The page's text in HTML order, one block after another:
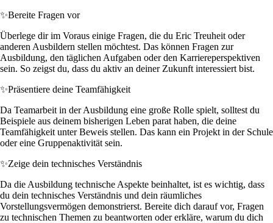
✨Bereite Fragen vor
Überlege dir im Voraus einige Fragen, die du Eric Treuheit oder
anderen Ausbildern stellen möchtest. Das können Fragen zur
Ausbildung, den täglichen Aufgaben oder den Karriereperspektiven
sein. So zeigst du, dass du aktiv an deiner Zukunft interessiert bist.
✨Präsentiere deine Teamfähigkeit
Da Teamarbeit in der Ausbildung eine große Rolle spielt, solltest du
Beispiele aus deinem bisherigen Leben parat haben, die deine
Teamfähigkeit unter Beweis stellen. Das kann ein Projekt in der Schule
oder eine Gruppenaktivität sein.
✨Zeige dein technisches Verständnis
Da die Ausbildung technische Aspekte beinhaltet, ist es wichtig, dass
du dein technisches Verständnis und dein räumliches
Vorstellungsvermögen demonstrierst. Bereite dich darauf vor, Fragen
zu technischen Themen zu beantworten oder erkläre, warum du dich